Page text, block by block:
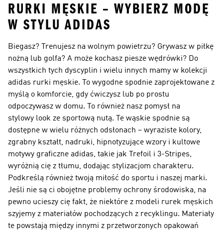
RURKI MĘSKIE – WYBIERZ MODĘ
W STYLU ADIDAS
Biegasz? Trenujesz na wolnym powietrzu? Grywasz w piłkę
nożną lub golfa? A może kochasz piesze wędrówki? Do
wszystkich tych dyscyplin i wielu innych mamy w kolekcji
adidas rurki męskie. To wygodne spodnie zaprojektowane z
myślą o komforcie, gdy ćwiczysz lub po prostu
odpoczywasz w domu. To również nasz pomysł na
stylowy look ze sportową nutą. Te wąskie spodnie są
dostępne w wielu różnych odsłonach – wyraziste kolory,
zgrabny kształt, nadruki, hipnotyzujące wzory i kultowe
motywy graficzne adidas, takie jak Trefoil i 3-Stripes,
wyróżnią cię z tłumu, dodając stylizacjom charakteru.
Podkreślą również twoją miłość do sportu i naszej marki.
Jeśli nie są ci obojętne problemy ochrony środowiska, na
pewno ucieszy cię fakt, że niektóre z modeli rurek męskich
szyjemy z materiałów pochodzących z recyklingu. Materiały
te powstają między innymi z przetworzonych opakowań